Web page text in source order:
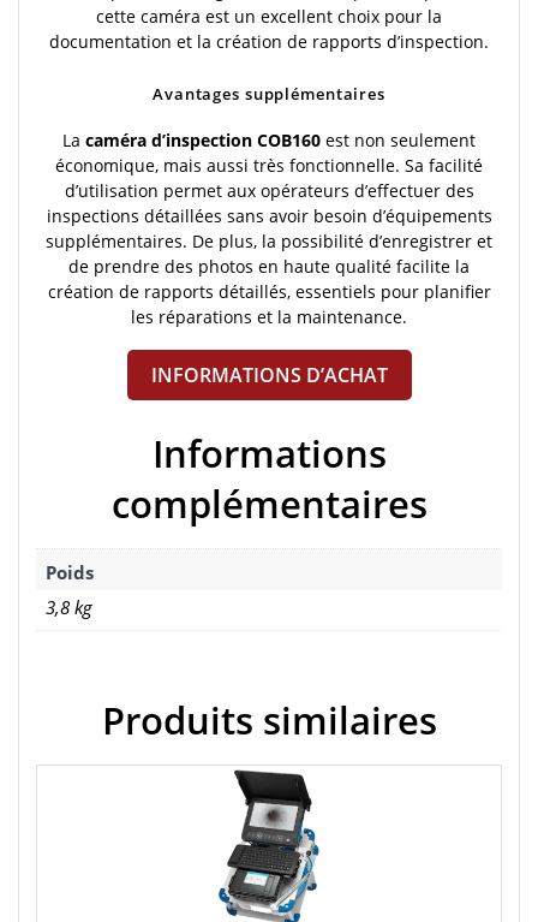
cette caméra est un excellent choix pour la
documentation et la création de rapports d’inspection.
Avantages supplémentaires
La caméra d’inspection COB160 est non seulement
économique, mais aussi très fonctionnelle. Sa facilité
d’utilisation permet aux opérateurs d’effectuer des
inspections détaillées sans avoir besoin d’équipements
supplémentaires. De plus, la possibilité d’enregistrer et
de prendre des photos en haute qualité facilite la
création de rapports détaillés, essentiels pour planifier
les réparations et la maintenance.
INFORMATIONS D’ACHAT
Informations
complémentaires
Poids
3,8 kg
Produits similaires